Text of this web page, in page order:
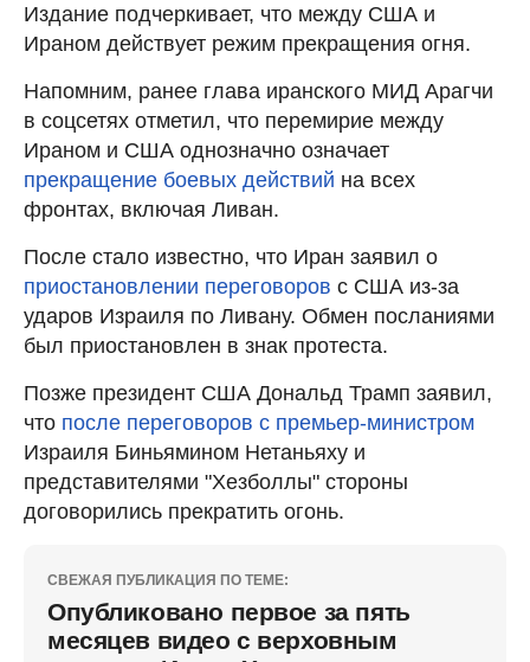
Издание подчеркивает, что между США и
Ираном действует режим прекращения огня.
Напомним, ранее глава иранского МИД Арагчи
в соцсетях отметил, что перемирие между
Ираном и США однозначно означает
прекращение боевых действий на всех
фронтах, включая Ливан.
После стало известно, что Иран заявил о
приостановлении переговоров с США из-за
ударов Израиля по Ливану. Обмен посланиями
был приостановлен в знак протеста.
Позже президент США Дональд Трамп заявил,
что после переговоров с премьер-министром
Израиля Биньямином Нетаньяху и
представителями "Хезболлы" стороны
договорились прекратить огонь.
СВЕЖАЯ ПУБЛИКАЦИЯ ПО ТЕМЕ:
Опубликовано первое за пять
месяцев видео с верховным